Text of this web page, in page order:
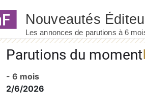
Parutions du moment
- 6 mois
2/6/2026